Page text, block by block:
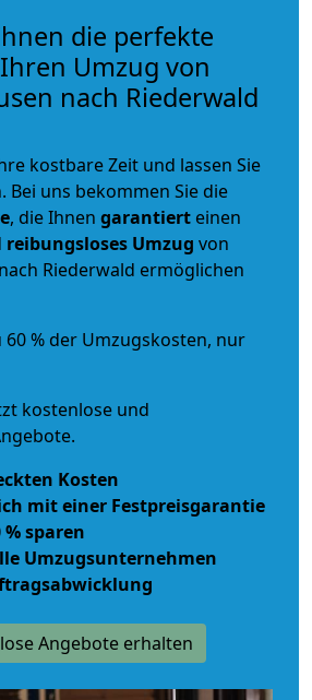
die perfekte
Umzug von
nach Riederwald
kostbare Zeit und lassen Sie
Bei uns bekommen Sie die
, die Ihnen garantiert einen
reibungsloses Umzug von
Riederwald ermöglichen
60 % der Umzugskosten, nur
kostenlose und
Kosten
mit einer Festpreisgarantie
% sparen
Umzugsunternehmen
Angebote erhalten